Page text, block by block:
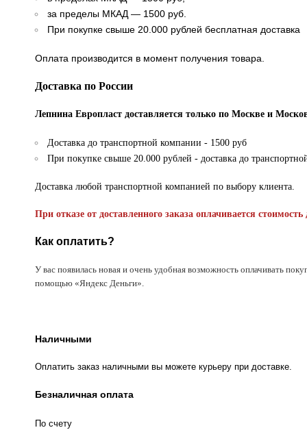
за пределы МКАД — 1500 руб.
При покупке свыше 20.000 рублей бесплатная доставка
Оплата производится в момент получения товара.
Доставка по России
Лепнина Европласт доставляется только по Москве и
Доставка до транспортной компании - 1500 руб
При покупке свыше 20.000 рублей - доставка до
Доставка любой транспортной компанией по выбору клиента.
При отказе от доставленного заказа оплачивается стоимость
Как оплатить?
У вас появилась новая и очень удобная возможность оплачивать
помощью «Яндекс Деньги».
Наличными
Оплатить заказ наличными вы можете курьеру при доставке.
Безналичная оплата
По счету